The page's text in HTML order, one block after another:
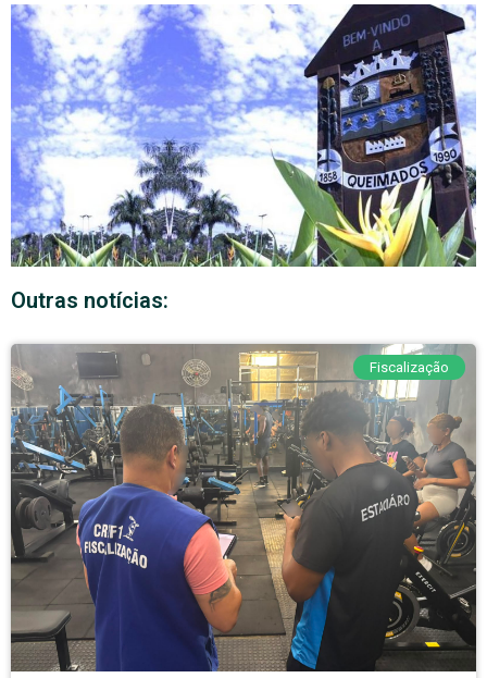
Outras notícias:
Fiscalização